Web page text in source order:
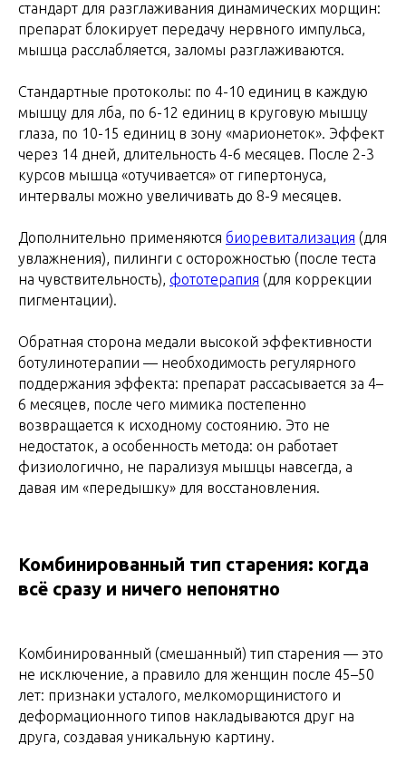
стандарт для разглаживания динамических морщин:
препарат блокирует передачу нервного импульса,
мышца расслабляется, заломы разглаживаются.
Стандартные протоколы: по 4-10 единиц в каждую
мышцу для лба, по 6-12 единиц в круговую мышцу
глаза, по 10-15 единиц в зону «марионеток». Эффект
через 14 дней, длительность 4-6 месяцев. После 2-3
курсов мышца «отучивается» от гипертонуса,
интервалы можно увеличивать до 8-9 месяцев.
Дополнительно применяются биоревитализация (для
увлажнения), пилинги с осторожностью (после теста
на чувствительность), фототерапия (для коррекции
пигментации).
Обратная сторона медали высокой эффективности
ботулинотерапии — необходимость регулярного
поддержания эффекта: препарат рассасывается за 4–
6 месяцев, после чего мимика постепенно
возвращается к исходному состоянию. Это не
недостаток, а особенность метода: он работает
физиологично, не парализуя мышцы навсегда, а
давая им «передышку» для восстановления.
Комбинированный тип старения: когда
всё сразу и ничего непонятно
Комбинированный (смешанный) тип старения — это
не исключение, а правило для женщин после 45–50
лет: признаки усталого, мелкоморщинистого и
деформационного типов накладываются друг на
друга, создавая уникальную картину.